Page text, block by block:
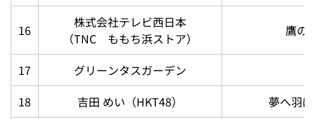
16
株式会社テレビ西日本
（TNC ももち浜ストア）
鷹の
17
グリーンタスガーデン
18
吉田 めい（HKT48）
夢へ羽